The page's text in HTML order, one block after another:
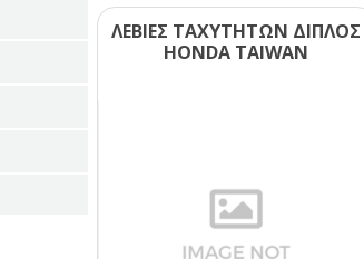
ΛΕΒΙΕΣ ΤΑΧΥΤΗΤΩΝ ΔΙΠΛΟΣ
ΗΟΝDΑ ΤΑΙWΑΝ